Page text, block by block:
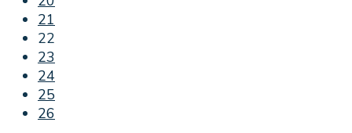
21
22
23
24
25
26